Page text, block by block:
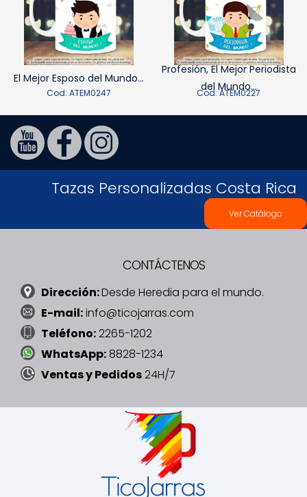
El Mejor Esposo del Mundo...
Cod: ATEM0247
Profesión, El Mejor Periodista
del Mundo...
Cod: ATEM0227
Tazas Personalizadas Costa Rica
Ver Catálogo
CONTÁCTENOS
Dirección:Desde Heredia para el mundo.
E-mail:info@ticojarras.com
Teléfono:2265-1202
WhatsApp:8828-1234
Ventas y Pedidos24H/7